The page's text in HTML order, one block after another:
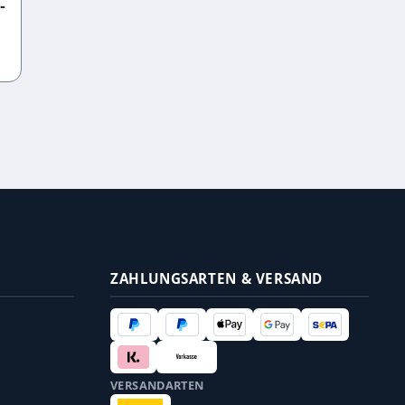
ZAHLUNGSARTEN & VERSAND
VERSANDARTEN